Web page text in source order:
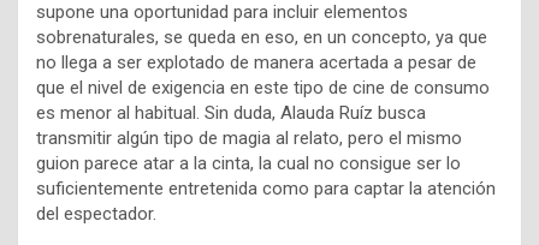
supone una oportunidad para incluir elementos
sobrenaturales, se queda en eso, en un concepto, ya que
no llega a ser explotado de manera acertada a pesar de
que el nivel de exigencia en este tipo de cine de consumo
es menor al habitual. Sin duda, Alauda Ruíz busca
transmitir algún tipo de magia al relato, pero el mismo
guion parece atar a la cinta, la cual no consigue ser lo
suficientemente entretenida como para captar la atención
del espectador.